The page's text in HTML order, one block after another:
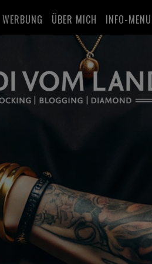
WERBUNG ÜBER MICH INFO-